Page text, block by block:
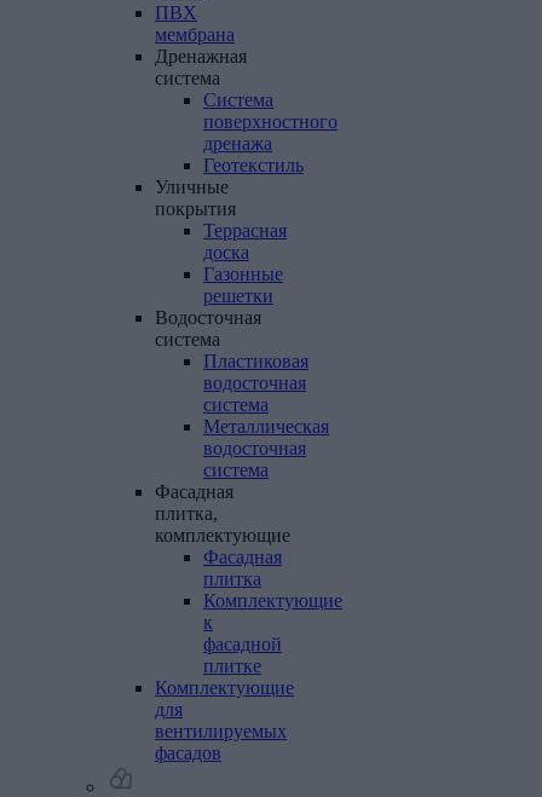
ПВХ
мембрана
Дренажная
система
Система
поверхностного
дренажа
Геотекстиль
Уличные
покрытия
Террасная
доска
Газонные
решетки
Водосточная
система
Пластиковая
водосточная
система
Металлическая
водосточная
система
Фасадная
плитка,
комплектующие
Фасадная
плитка
Комплектующие
к
фасадной
плитке
Комплектующие
для
вентилируемых
фасадов